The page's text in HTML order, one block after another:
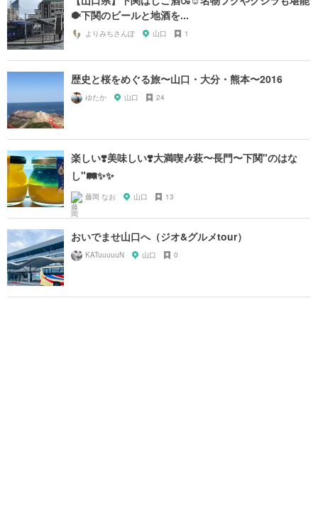
🐡下関のビールと地酒を...
よりみちさんぽ 山口 1
歴史と桜をめぐる旅〜山口・大分・熊本〜2016
ゆたか 山口 24
楽しい❣️美味しい❣️大満喫🎶萩〜長門〜下関"のはな
し"🛤✨✨
藤岡 なお 山口 13
おいでませ山口へ（ジオ&グルメtour）
KATuuuuuN 山口 0